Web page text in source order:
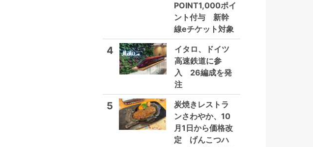
POINT1,000ポイ
ント付与 新幹
線eチケット対象
4
イタロ、ドイツ
高速鉄道に参
入 26編成を発
注
5
炭焼きレストラ
ンさわやか、10
月1日から価格改
定 げんこつハ